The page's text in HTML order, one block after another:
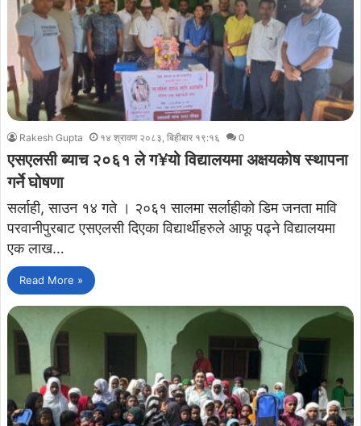
Rakesh Gupta १४ श्रावण २०८३, बिहीबार १९:१६ 0
एसएलसी ब्याच २०६१ ले ग¥यो विद्यालयमा अक्षयकोष स्थापना
गर्ने घोषणा
सर्लाही, साउन १४ गते । २०६१ सालमा सर्लाहीको डिम जनता मावि
परवानीपुरबाट एसएलसी दिएका विद्यार्थीहरुले आफू पढ्ने विद्यालयमा
एक लाख…
Read More »